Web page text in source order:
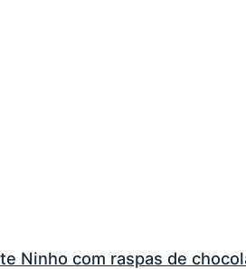
Ninho com raspas de